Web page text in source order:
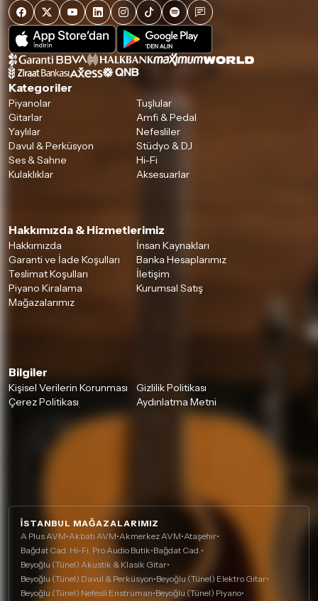
Kategoriler
Piyanolar
Tuşlular
Gitarlar
Amfi & Pedal
Yaylılar
Nefesliler
Davul & Perküsyon
Stüdyo & DJ
Ses & Sahne
Hi-Fi
Kulaklıklar
Aksesuarlar
Hakkımızda & Hizmetlerimiz
Hakkımızda
İnsan Kaynakları
Garanti ve İade Koşulları
Banka Hesaplarımız
Teslimat Koşulları
İletişim
Piyano Kiralama
Kurumsal Satış
Mağazalarımız
Bilgiler
Kişisel Verilerin Korunması
Gizlilik Politikası
Çerez Politikası
Aydınlatma Metni
İSTANBUL MAĞAZALARIMIZ
A Plus AVM•Akbatı AVM•Akmerkez AVM•Ataşehir•
Bağdat Cad. Hi-Fi, Pro Audio Butik•Bağdat Cad.•
Beyoğlu (Tünel) Akustik & Klasik Gitar•
Beyoğlu (Tünel) Davul & Perküsyon•Beyoğlu (Tünel) Elektro Gitar•
Beyoğlu (Tünel) Nefesli Enstrüman•Beyoğlu (Tünel) Piyano•